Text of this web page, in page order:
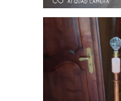
Ascenseur
étage,
Nage , près
81 Tarn)